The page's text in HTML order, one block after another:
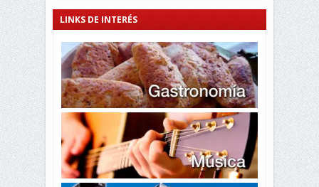
LINKS DE INTERÉS